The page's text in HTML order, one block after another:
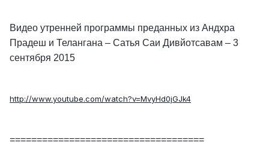
Видео утренней программы преданных из Андхра
Прадеш и Телангана – Сатья Саи Дивйотсавам – 3
сентября 2015
http://www.youtube.com/watch?v=MvyHd0jGJk4
====================================